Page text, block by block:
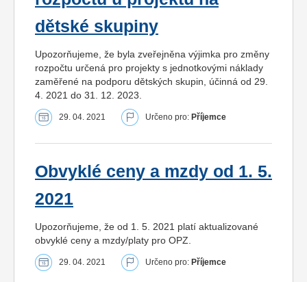
dětské skupiny
Upozorňujeme, že byla zveřejněna výjimka pro změny
rozpočtu určená pro projekty s jednotkovými náklady
zaměřené na podporu dětských skupin, účinná od 29.
4. 2021 do 31. 12. 2023.
29. 04. 2021 Určeno pro: Příjemce
Obvyklé ceny a mzdy od 1. 5.
2021
Upozorňujeme, že od 1. 5. 2021 platí aktualizované
obvyklé ceny a mzdy/platy pro OPZ.
29. 04. 2021 Určeno pro: Příjemce